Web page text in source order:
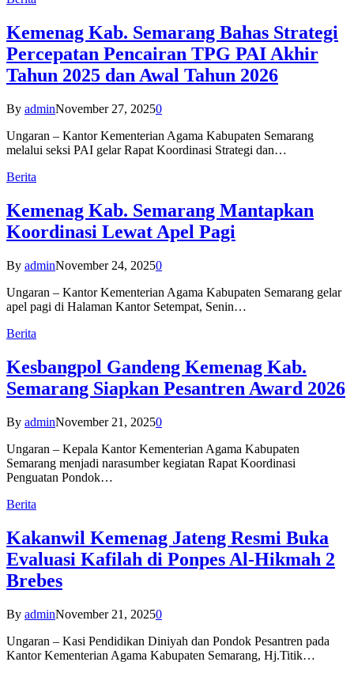
Kemenag Kab. Semarang Bahas Strategi
Percepatan Pencairan TPG PAI Akhir
Tahun 2025 dan Awal Tahun 2026
By adminNovember 27, 20250
Ungaran – Kantor Kementerian Agama Kabupaten Semarang
melalui seksi PAI gelar Rapat Koordinasi Strategi dan…
Berita
Kemenag Kab. Semarang Mantapkan
Koordinasi Lewat Apel Pagi
By adminNovember 24, 20250
Ungaran – Kantor Kementerian Agama Kabupaten Semarang gelar
apel pagi di Halaman Kantor Setempat, Senin…
Berita
Kesbangpol Gandeng Kemenag Kab.
Semarang Siapkan Pesantren Award 2026
By adminNovember 21, 20250
Ungaran – Kepala Kantor Kementerian Agama Kabupaten
Semarang menjadi narasumber kegiatan Rapat Koordinasi
Penguatan Pondok…
Berita
Kakanwil Kemenag Jateng Resmi Buka
Evaluasi Kafilah di Ponpes Al-Hikmah 2
Brebes
By adminNovember 21, 20250
Ungaran – Kasi Pendidikan Diniyah dan Pondok Pesantren pada
Kantor Kementerian Agama Kabupaten Semarang, Hj.Titik…